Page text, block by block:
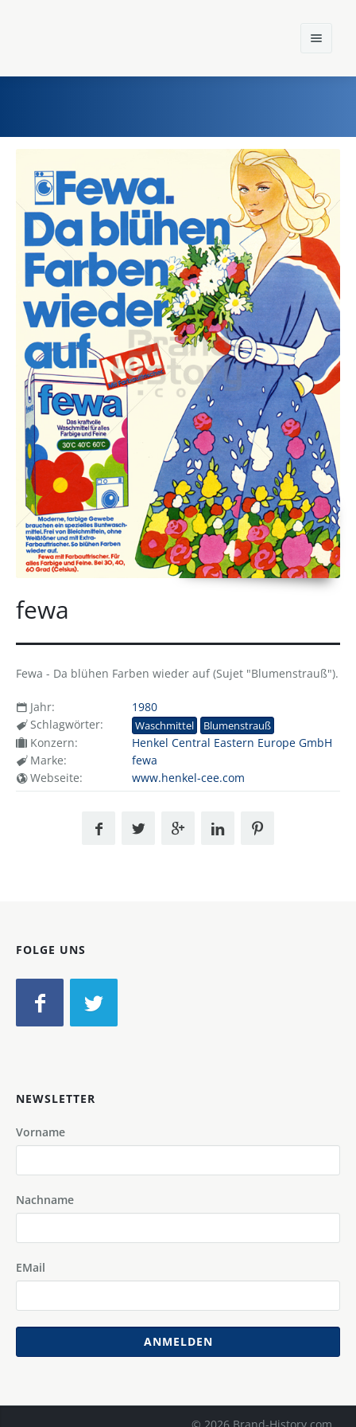
Einst und Heute
Marken
Konzerne
fewa
Fewa - Da blühen Farben wieder auf (Sujet "Blumenstrauß").
Jahr:
1980
Schlagwörter:
Waschmittel Blumenstrauß
Konzern:
Henkel Central Eastern Europe GmbH
Marke:
fewa
Webseite:
www.henkel-cee.com
FOLGE UNS
NEWSLETTER
Vorname
Nachname
EMail
ANMELDEN